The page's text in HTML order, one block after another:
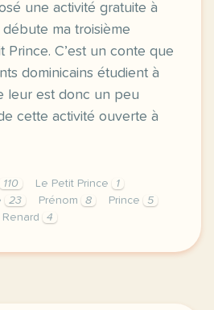
une activité gratuite à
débute ma troisième
Prince. C’est un conte que
dominicains étudient à
leur est donc un peu
cette activité ouverte à
110 Le Petit Prince
1
23 Prénom 8 Prince
5
Renard 4
fete de la francophonie nous